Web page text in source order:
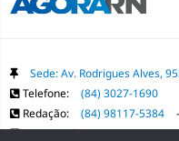
Sede: Av. Rodrigues Alves,
Telefone:
(84) 3027-1690
Redação:
(84) 98117-5384 -
Comercial: (84) 98117-1718